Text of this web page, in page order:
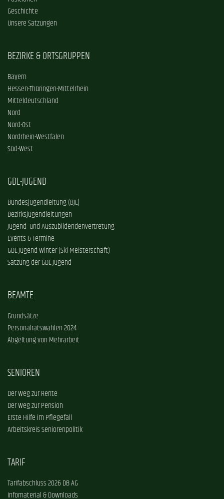
Geschichte
Unsere Satzungen
BEZIRKE & ORTSGRUPPEN
Bayern
Hessen-Thüringen-Mittelrhein
Mitteldeutschland
Nord
Nord-Ost
Nordrhein-Westfalen
Süd-West
GDL-JUGEND
Bundesjugendleitung (BJL)
Bezirksjugendleitungen
Jugend- und Auszubildendenvertretung
Events & Termine
GDL-Jugend Winter (Ski-Meisterschaft)
Satzung der GDL-Jugend
BEAMTE
Grundsätze
Personalratswahlen 2024
Abgeltung von Mehrarbeit
SENIOREN
Der Weg zur Rente
Der Weg zur Pension
Erste Hilfe im Pflegefall
Arbeitskreis Seniorenpolitik
TARIF
Tarifabschluss 2026 DB AG
Infomaterial & Downloads